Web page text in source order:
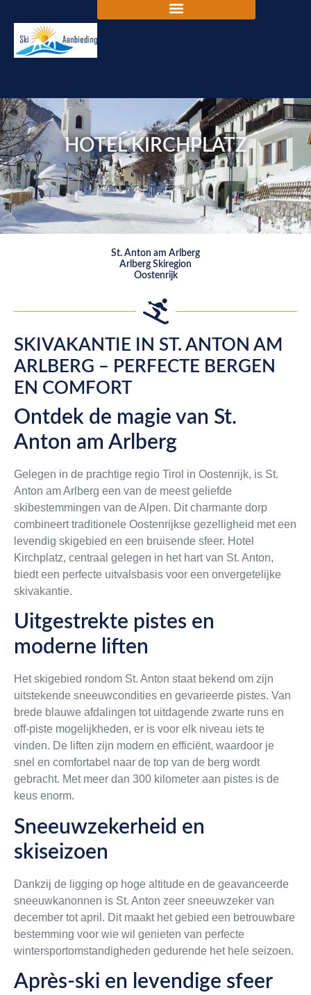
HOTEL KIRCHPLATZ
St. Anton am Arlberg
Arlberg Skiregion
Oostenrijk
SKIVAKANTIE IN ST. ANTON AM
ARLBERG – PERFECTE BERGEN
EN COMFORT
Ontdek de magie van St.
Anton am Arlberg
Gelegen in de prachtige regio Tirol in Oostenrijk, is St.
Anton am Arlberg een van de meest geliefde
skibestemmingen van de Alpen. Dit charmante dorp
combineert traditionele Oostenrijkse gezelligheid met een
levendig skigebied en een bruisende sfeer. Hotel
Kirchplatz, centraal gelegen in het hart van St. Anton,
biedt een perfecte uitvalsbasis voor een onvergetelijke
skivakantie.
Uitgestrekte pistes en
moderne liften
Het skigebied rondom St. Anton staat bekend om zijn
uitstekende sneeuwcondities en gevarieerde pistes. Van
brede blauwe afdalingen tot uitdagende zwarte runs en
off-piste mogelijkheden, er is voor elk niveau iets te
vinden. De liften zijn modern en efficiënt, waardoor je
snel en comfortabel naar de top van de berg wordt
gebracht. Met meer dan 300 kilometer aan pistes is de
keus enorm.
Sneeuwzekerheid en
skiseizoen
Dankzij de ligging op hoge altitude en de geavanceerde
sneeuwkanonnen is St. Anton zeer sneeuwzeker van
december tot april. Dit maakt het gebied een betrouwbare
bestemming voor wie wil genieten van perfecte
wintersportomstandigheden gedurende het hele seizoen.
Après-ski en levendige sfeer